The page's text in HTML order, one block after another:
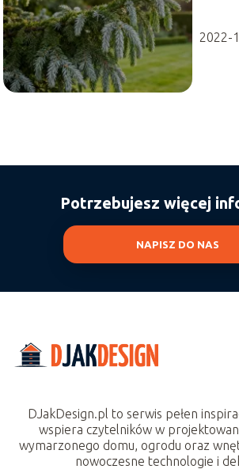
2022-
Potrzebujesz więcej
NAPISZ DO NAS
DJakDesign.pl to serwis pełen
wspiera czytelników w
wymarzonego domu, ogrodu oraz
nowoczesne technologie i